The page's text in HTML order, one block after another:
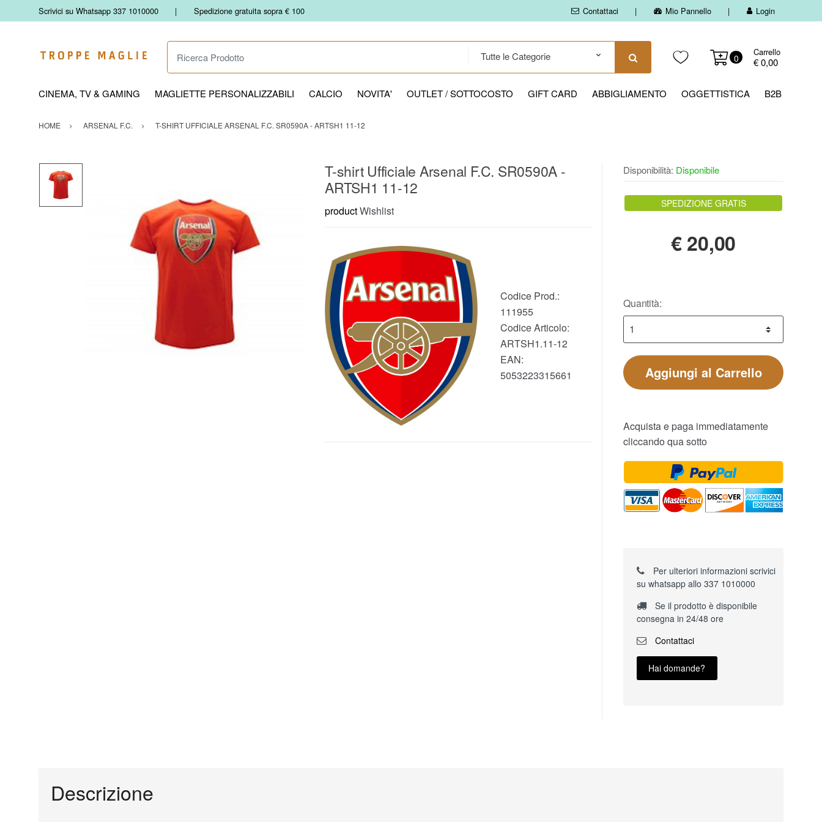
Scrivici su Whatsapp 337 1010000 Spedizione gratuita sopra € 100 Contattaci Mio Pannello Login
Ricerca Prodotto
0
Carrello
€ 0,00
CINEMA, TV & GAMING MAGLIETTE PERSONALIZZABILI CALCIO NOVITA' OUTLET / SOTTOCOSTO GIFT CARD ABBIGLIAMENTO OGGETTISTICA B2B
HOME ARSENAL F.C. T-SHIRT UFFICIALE ARSENAL F.C. SR0590A - ARTSH1 11-12
T-shirt Ufficiale Arsenal F.C. SR0590A -
ARTSH1 11-12
productWishlist
Codice Prod.:
111955
Codice Articolo:
ARTSH1.11-12
EAN:
5053223315661
Disponibilità: Disponibile
SPEDIZIONE GRATIS
€20,00
Quantità:
Aggiungi al Carrello
Acquista e paga immediatamente
cliccando qua sotto
Per ulteriori informazioni scrivici
su whatsapp allo 337 1010000
Se il prodotto è disponibile
consegna in 24/48 ore
Contattaci
Hai domande?
Descrizione